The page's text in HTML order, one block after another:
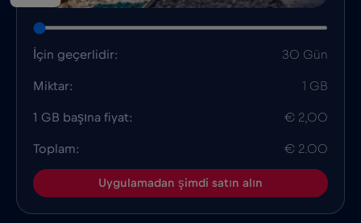
İçin geçerlidir: 30 Gün
Miktar: 1 GB
1 GB başına fiyat: € 2,00
Toplam: € 2.00
Uygulamadan şimdi satın alın